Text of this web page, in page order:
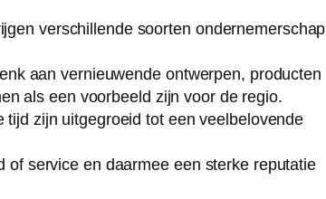
verschillende soorten ondernemerschap
aan vernieuwende ontwerpen, producten
als een voorbeeld zijn voor de regio.
zijn uitgegroeid tot een veelbelovende
of service en daarmee een sterke reputatie